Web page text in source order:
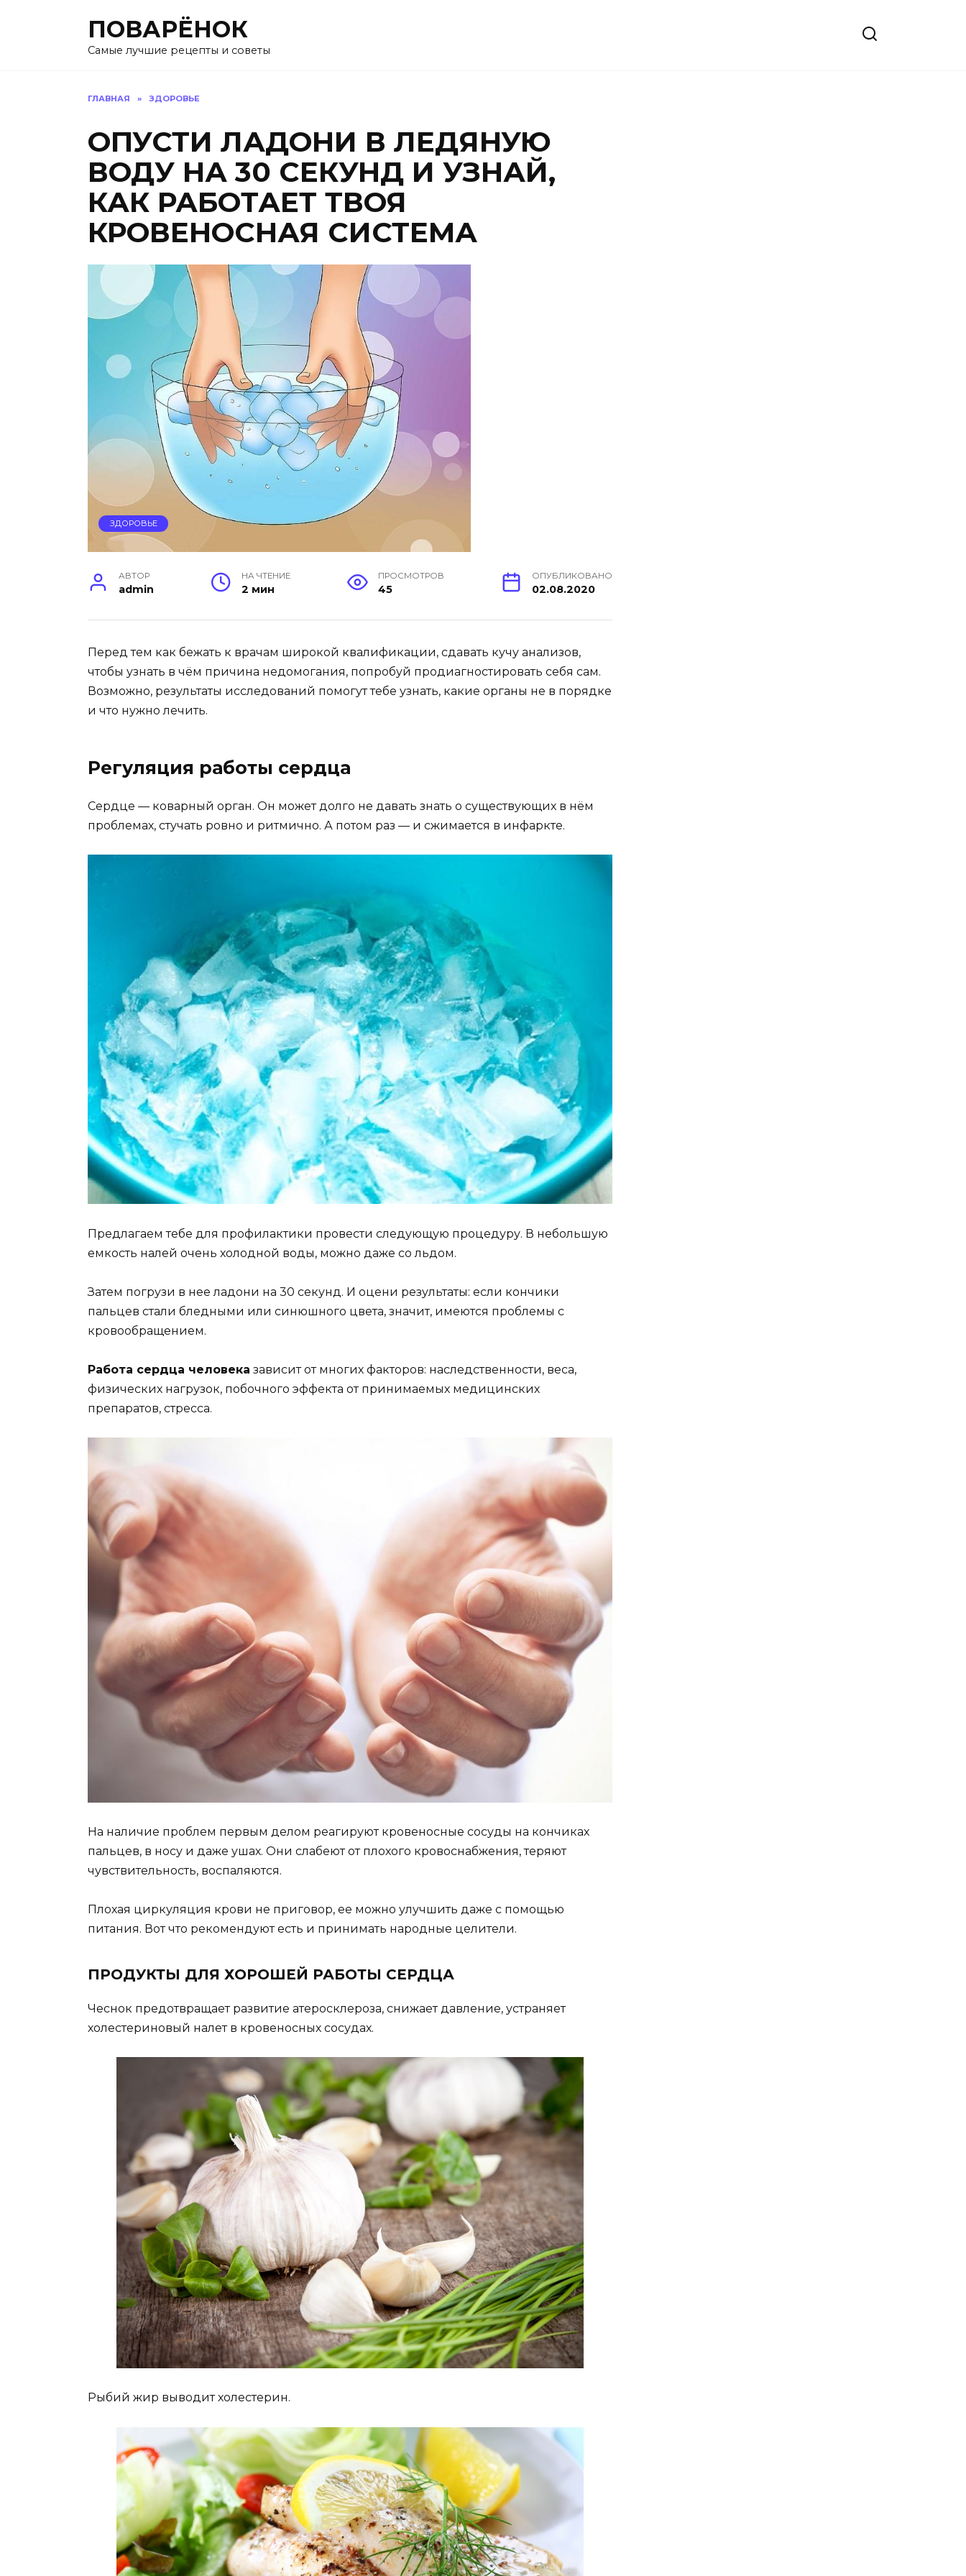
ПОВАРЁНОК
Самые лучшие рецепты и советы
ГЛАВНАЯ » ЗДОРОВЬЕ
ОПУСТИ ЛАДОНИ В ЛЕДЯНУЮ
ВОДУ НА 30 СЕКУНД И УЗНАЙ,
КАК РАБОТАЕТ ТВОЯ
КРОВЕНОСНАЯ СИСТЕМА
ЗДОРОВЬЕ
АВТОР
admin
НА ЧТЕНИЕ
2 мин
ПРОСМОТРОВ
45
ОПУБЛИКОВАНО
02.08.2020
Перед тем как бежать к врачам широкой квалификации, сдавать кучу анализов,
чтобы узнать в чём причина недомогания, попробуй продиагностировать себя сам.
Возможно, результаты исследований помогут тебе узнать, какие органы не в порядке
и что нужно лечить.
Регуляция работы сердца
Сердце — коварный орган. Он может долго не давать знать о существующих в нём
проблемах, стучать ровно и ритмично. А потом раз — и сжимается в инфаркте.
Предлагаем тебе для профилактики провести следующую процедуру. В небольшую
емкость налей очень холодной воды, можно даже со льдом.
Затем погрузи в нее ладони на 30 секунд. И оцени результаты: если кончики
пальцев стали бледными или синюшного цвета, значит, имеются проблемы с
кровообращением.
Работа сердца человека зависит от многих факторов: наследственности, веса,
физических нагрузок, побочного эффекта от принимаемых медицинских
препаратов, стресса.
На наличие проблем первым делом реагируют кровеносные сосуды на кончиках
пальцев, в носу и даже ушах. Они слабеют от плохого кровоснабжения, теряют
чувствительность, воспаляются.
Плохая циркуляция крови не приговор, ее можно улучшить даже с помощью
питания. Вот что рекомендуют есть и принимать народные целители.
ПРОДУКТЫ ДЛЯ ХОРОШЕЙ РАБОТЫ СЕРДЦА
Чеснок предотвращает развитие атеросклероза, снижает давление, устраняет
холестериновый налет в кровеносных сосудах.
Рыбий жир выводит холестерин.